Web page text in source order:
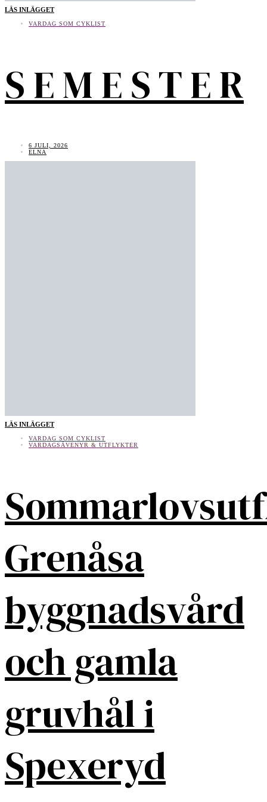
LÄS INLÄGGET
VARDAG SOM CYKLIST
S E M E S T E R
6 JULI, 2026
ELNA
LÄS INLÄGGET
VARDAG SOM CYKLIST
VARDAGSÄVENYR & UTFLYKTER
Grenåsa
byggnadsvård
och gamla
gruvhål i
Spexeryd